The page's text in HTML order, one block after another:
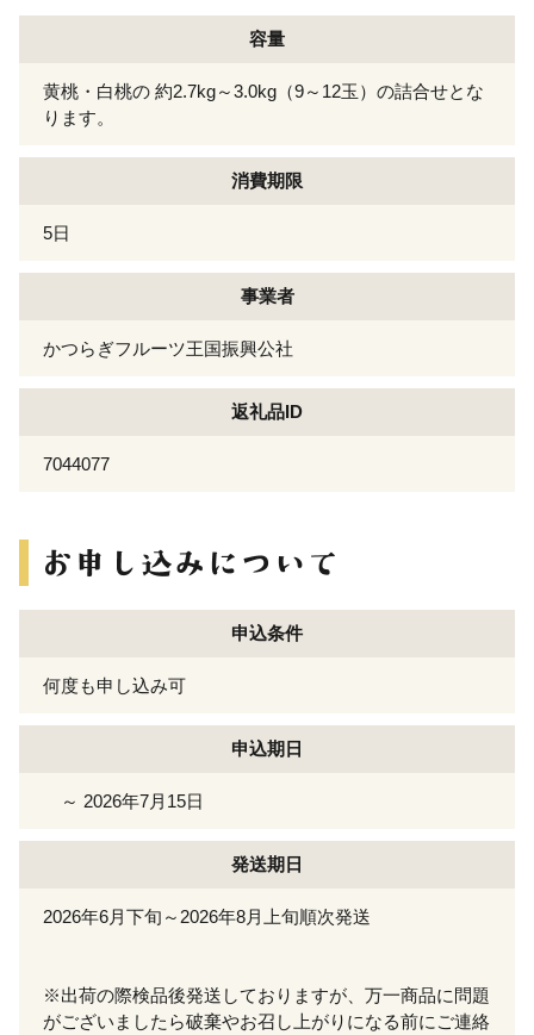
容量
黄桃・白桃の 約2.7kg～3.0kg（9～12玉）の詰合せとな
ります。
消費期限
5日
事業者
かつらぎフルーツ王国振興公社
返礼品ID
7044077
申込条件
何度も申し込み可
申込期日
～ 2026年7月15日
発送期日
2026年6月下旬～2026年8月上旬順次発送
※出荷の際検品後発送しておりますが、万一商品に問題
がございましたら破棄やお召し上がりになる前にご連絡